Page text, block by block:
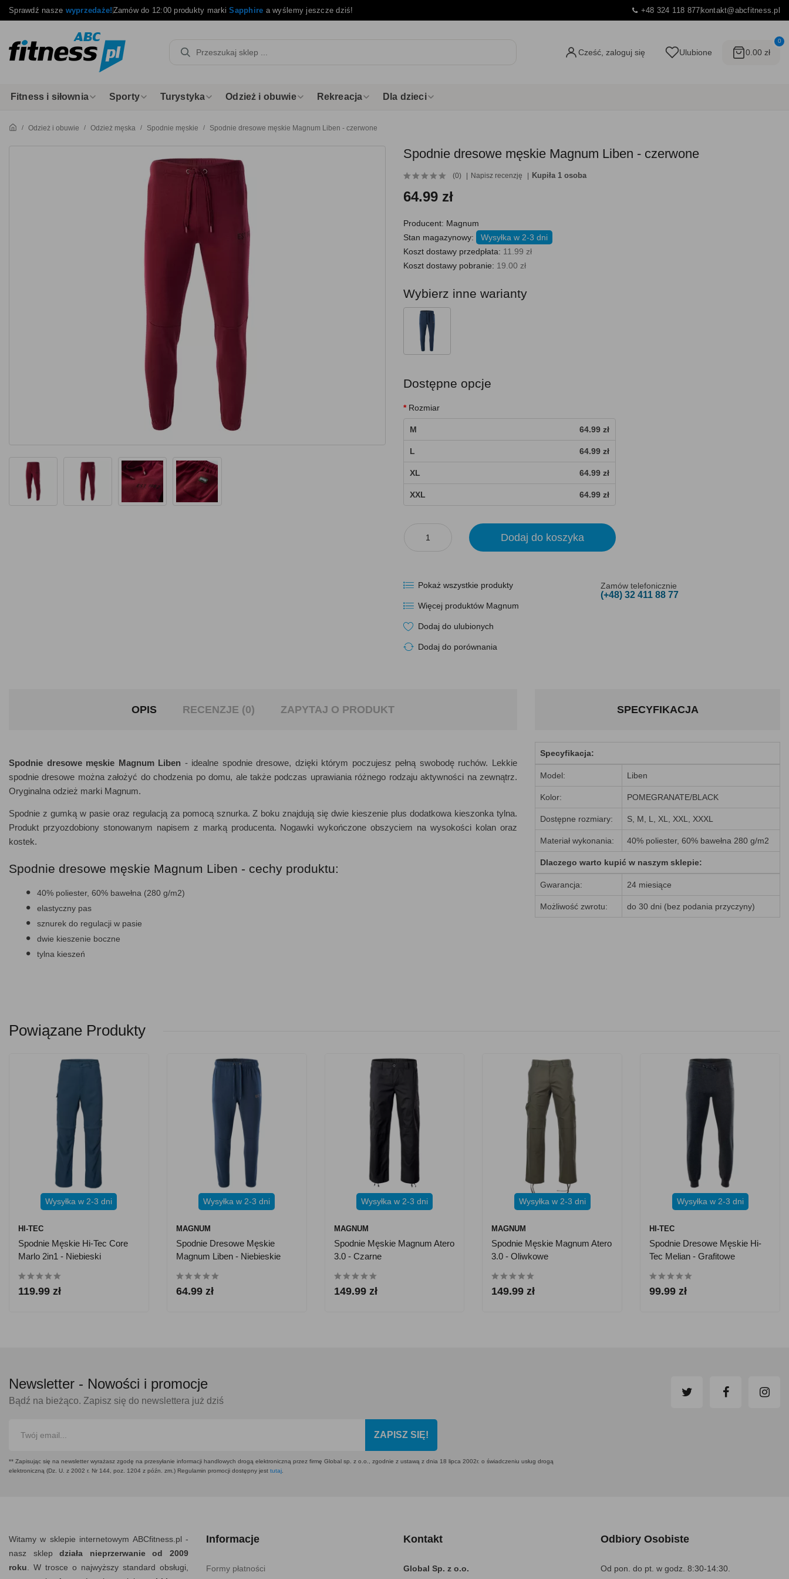
Sprawdź nasze wyprzedaże!Zamów do 12:00 produkty markiSapphire a wyślemy jeszcze dziś! +48 324 118 877kontakt@abcfitness.pl
Cześć, zaloguj się Ulubione
0
0.00 zł
Fitness i siłownia Sporty Turystyka Odzież i obuwie Rekreacja Dla dzieci
Odzież i obuwie Odzież męska Spodnie męskie Spodnie dresowe męskie Magnum Liben - czerwone
Spodnie dresowe męskie Magnum Liben - czerwone
(0) Napisz recenzję Kupiła 1 osoba
64.99 zł
Producent: Magnum
Stan magazynowy:
Wysyłka w 2-3 dni
Koszt dostawy przedpłata: 11.99 zł
Koszt dostawy pobranie: 19.00 zł
Wybierz inne warianty
Dostępne opcje
Rozmiar
M 64.99 zł
L 64.99 zł
XL 64.99 zł
XXL 64.99 zł
Dodaj do koszyka
Pokaż wszystkie produkty
Więcej produktów Magnum
Dodaj do ulubionych
Dodaj do porównania
Zamów telefonicznie
(+48) 32 411 88 77
OPIS RECENZJE (0) ZAPYTAJ O PRODUKT
Spodnie dresowe męskie Magnum Liben - idealne spodnie dresowe, dzięki którym poczujesz pełną swobodę ruchów. Lekkie
spodnie dresowe można założyć do chodzenia po domu, ale także podczas uprawiania różnego rodzaju aktywności na zewnątrz.
Oryginalna odzież marki Magnum.
Spodnie z gumką w pasie oraz regulacją za pomocą sznurka. Z boku znajdują się dwie kieszenie plus dodatkowa kieszonka tylna.
Produkt przyozdobiony stonowanym napisem z marką producenta. Nogawki wykończone obszyciem na wysokości kolan oraz
kostek.
Spodnie dresowe męskie Magnum Liben - cechy produktu:
40% poliester, 60% bawełna (280 g/m2)
elastyczny pas
sznurek do regulacji w pasie
dwie kieszenie boczne
tylna kieszeń
SPECYFIKACJA
Specyfikacja:
Model: Liben
Kolor: POMEGRANATE/BLACK
Dostępne rozmiary: S, M, L, XL, XXL, XXXL
Materiał wykonania: 40% poliester, 60% bawełna 280 g/m2
Dlaczego warto kupić w naszym sklepie:
Gwarancja: 24 miesiące
Możliwość zwrotu: do 30 dni (bez podania przyczyny)
Powiązane Produkty
Wysyłka w 2-3 dni
HI-TEC
Spodnie Męskie Hi-Tec Core
Marlo 2in1 - Niebieski
119.99 zł
Wysyłka w 2-3 dni
MAGNUM
Spodnie Dresowe Męskie
Magnum Liben - Niebieskie
64.99 zł
Wysyłka w 2-3 dni
MAGNUM
Spodnie Męskie Magnum Atero
3.0 - Czarne
149.99 zł
Wysyłka w 2-3 dni
MAGNUM
Spodnie Męskie Magnum Atero
3.0 - Oliwkowe
149.99 zł
Wysyłka w 2-3 dni
HI-TEC
Spodnie Dresowe Męskie Hi-
Tec Melian - Grafitowe
99.99 zł
Newsletter - Nowości i promocje
Bądź na bieżąco. Zapisz się do newslettera już dziś
ZAPISZ SIĘ!
** Zapisując się na newsletter wyrażasz zgodę na przesyłanie informacji handlowych drogą elektroniczną przez firmę Global sp. z o.o., zgodnie z ustawą z dnia 18 lipca 2002r. o świadczeniu usług drogą
elektroniczną (Dz. U. z 2002 r. Nr 144, poz. 1204 z późn. zm.) Regulamin promocji dostępny jest tutaj
Witamy w sklepie internetowym ABCfitness.pl -
nasz sklepdziała nieprzerwanie od 2009
roku . W trosce o najwyższy standard obsługi,
Informacje
Formy płatności
Kontakt
Global Sp. z o.o.
Odbiory Osobiste
Od pon. do pt. w godz. 8:30-14:30.